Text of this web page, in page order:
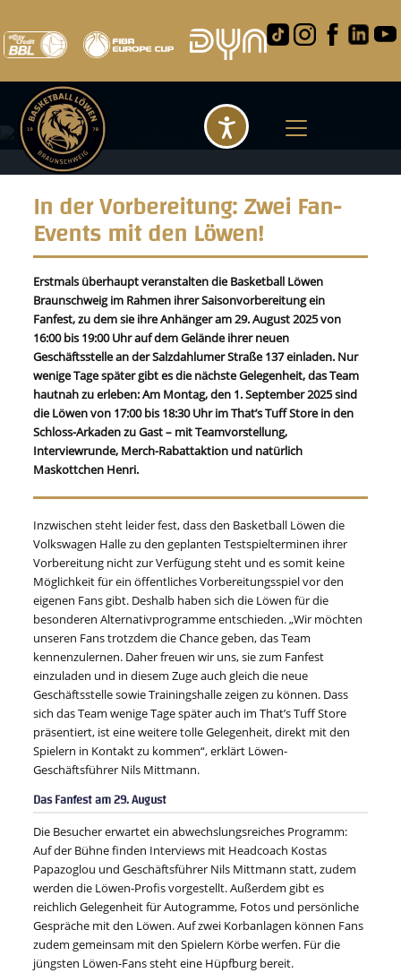
In der Vorbereitung: Zwei Fan-
Events mit den Löwen!
Erstmals überhaupt veranstalten die Basketball Löwen
Braunschweig im Rahmen ihrer Saisonvorbereitung ein
Fanfest, zu dem sie ihre Anhänger am 29. August 2025 von
16:00 bis 19:00 Uhr auf dem Gelände ihrer neuen
Geschäftsstelle an der Salzdahlumer Straße 137 einladen. Nur
wenige Tage später gibt es die nächste Gelegenheit, das Team
hautnah zu erleben: Am Montag, den 1. September 2025 sind
die Löwen von 17:00 bis 18:30 Uhr im That’s Tuff Store in den
Schloss-Arkaden zu Gast – mit Teamvorstellung,
Interviewrunde, Merch-Rabattaktion und natürlich
Maskottchen Henri.
Inzwischen steht leider fest, dass den Basketball Löwen die
Volkswagen Halle zu den geplanten Testspielterminen ihrer
Vorbereitung nicht zur Verfügung steht und es somit keine
Möglichkeit für ein öffentliches Vorbereitungsspiel vor den
eigenen Fans gibt. Deshalb haben sich die Löwen für die
besonderen Alternativprogramme entschieden. „Wir möchten
unseren Fans trotzdem die Chance geben, das Team
kennenzulernen. Daher freuen wir uns, sie zum Fanfest
einzuladen und in diesem Zuge auch gleich die neue
Geschäftsstelle sowie Trainingshalle zeigen zu können. Dass
sich das Team wenige Tage später auch im That’s Tuff Store
präsentiert, ist eine weitere tolle Gelegenheit, direkt mit den
Spielern in Kontakt zu kommen“, erklärt Löwen-
Geschäftsführer Nils Mittmann.
Das Fanfest am 29. August
Die Besucher erwartet ein abwechslungsreiches Programm:
Auf der Bühne finden Interviews mit Headcoach Kostas
Papazoglou und Geschäftsführer Nils Mittmann statt, zudem
werden die Löwen-Profis vorgestellt. Außerdem gibt es
reichlich Gelegenheit für Autogramme, Fotos und persönliche
Gespräche mit den Löwen. Auf zwei Korbanlagen können Fans
zudem gemeinsam mit den Spielern Körbe werfen. Für die
jüngsten Löwen-Fans steht eine Hüpfburg bereit.